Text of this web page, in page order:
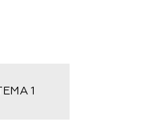
ТЕМА 1